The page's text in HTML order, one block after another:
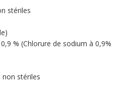
stériles
% (Chlorure de sodium à 0,9%
non stériles